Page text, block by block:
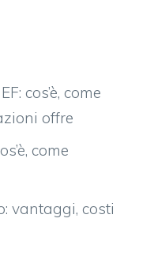
cos’è, come
offre
come
vantaggi, costi